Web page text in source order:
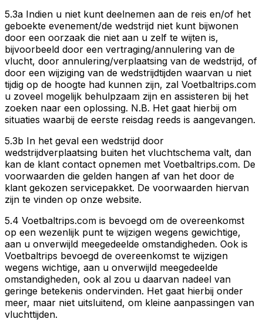
5.3a Indien u niet kunt deelnemen aan de reis en/of het
geboekte evenement/de wedstrijd niet kunt bijwonen
door een oorzaak die niet aan u zelf te wijten is,
bijvoorbeeld door een vertraging/annulering van de
vlucht, door annulering/verplaatsing van de wedstrijd, of
door een wijziging van de wedstrijdtijden waarvan u niet
tijdig op de hoogte had kunnen zijn, zal Voetbaltrips.com
u zoveel mogelijk behulpzaam zijn en assisteren bij het
zoeken naar een oplossing. N.B. Het gaat hierbij om
situaties waarbij de eerste reisdag reeds is aangevangen.
5.3b In het geval een wedstrijd door
wedstrijdverplaatsing buiten het vluchtschema valt, dan
kan de klant contact opnemen met Voetbaltrips.com. De
voorwaarden die gelden hangen af van het door de
klant gekozen servicepakket. De voorwaarden hiervan
zijn te vinden op onze website.
5.4 Voetbaltrips.com is bevoegd om de overeenkomst
op een wezenlijk punt te wijzigen wegens gewichtige,
aan u onverwijld meegedeelde omstandigheden. Ook is
Voetbaltrips bevoegd de overeenkomst te wijzigen
wegens wichtige, aan u onverwijld meegedeelde
omstandigheden, ook al zou u daarvan nadeel van
geringe betekenis ondervinden. Het gaat hierbij onder
meer, maar niet uitsluitend, om kleine aanpassingen van
vluchttijden.